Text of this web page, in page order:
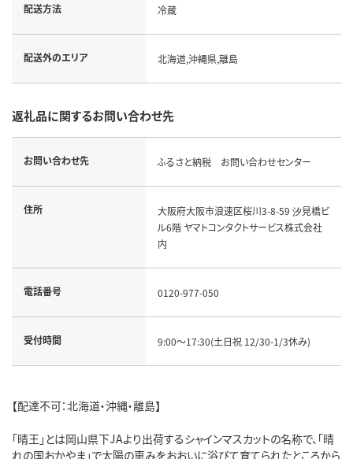
配送方法 冷蔵
配送外のエリア 北海道,沖縄県,離島
返礼品に関するお問い合わせ先
お問い合わせ先 ふるさと納税 お問い合わせセンター
住所
大阪府大阪市浪速区桜川3-8-59 汐見橋ビ
ル6階 ヤマトコンタクトサービス株式会社
内
電話番号 0120-977-050
受付時間 9:00～17:30(土日祝 12/30-1/3休み)
【配達不可：北海道・沖縄・離島】
「晴王」とは岡山県下JAより出荷するシャインマスカットの名称で、「晴
れの国おかやま」で太陽の恵みをおおいに浴びて育てられたところから